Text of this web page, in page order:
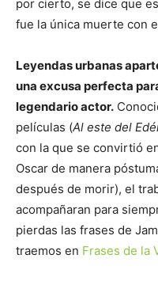
por cierto, se dice que
fue la única muerte con
Leyendas urbanas
una excusa perfecta
legendario actor.
películas (Al este del
con la que se convirtió
Oscar de manera
después de morir), el
acompañaran para
pierdas las frases de
traemos en Frases de la